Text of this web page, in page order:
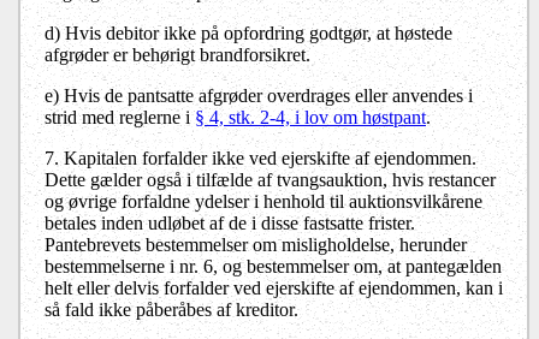
d)Hvis debitor ikke på opfordring godtgør, at høstede
afgrøder er behørigt brandforsikret.
e)Hvis de pantsatte afgrøder overdrages eller anvendes i
strid med reglerne i§ 4, stk. 2-4, i lov om høstpant.
7. Kapitalen forfalder ikke ved ejerskifte af ejendommen.
Dette gælder også i tilfælde af tvangsauktion, hvis restancer
og øvrige forfaldne ydelser i henhold til auktionsvilkårene
betales inden udløbet af de i disse fastsatte frister.
Pantebrevets bestemmelser om misligholdelse, herunder
bestemmelserne i nr. 6, og bestemmelser om, at pantegælden
helt eller delvis forfalder ved ejerskifte af ejendommen, kan i
så fald ikke påberåbes af kreditor.